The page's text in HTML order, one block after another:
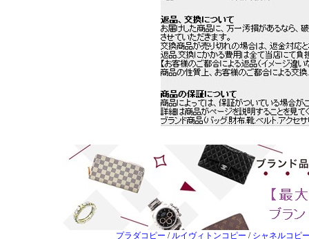
プラダコピー / ルイヴィトンコピー / シャネルコピ